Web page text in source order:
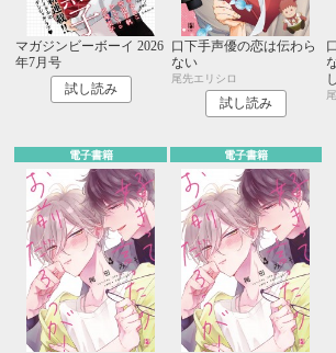
マガジンビーボーイ 2026
年7月号
試し読み
口下手声優の恋は伝わら
ない
尾先エリシロ
試し読み
電子書籍 電子書籍